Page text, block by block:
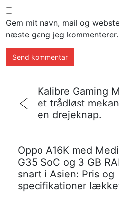
Gem mit navn, mail og
næste gang jeg kommenterer.
Kalibre Gaming
et trådløst
en drejeknap.
Oppo A16K med
G35 SoC og 3 GB
snart i Asien: Pris og
specifikationer